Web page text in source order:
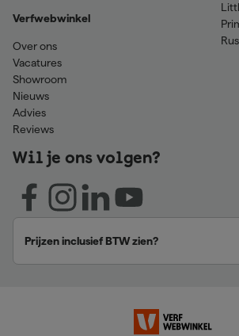
Verfwebwinkel
Over ons
Vacatures
Showroom
Nieuws
Advies
Reviews
Wil je ons volgen?
Prijzen inclusief BTW zien?